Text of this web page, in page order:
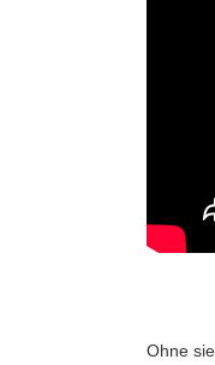
Ohne